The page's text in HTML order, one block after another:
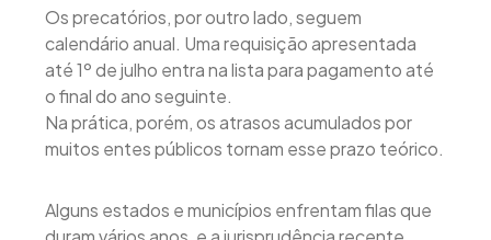
Os precatórios, por outro lado, seguem
calendário anual. Uma requisição apresentada
até 1º de julho entra na lista para pagamento até
o final do ano seguinte.
Na prática, porém, os atrasos acumulados por
muitos entes públicos tornam esse prazo teórico.
Alguns estados e municípios enfrentam filas que